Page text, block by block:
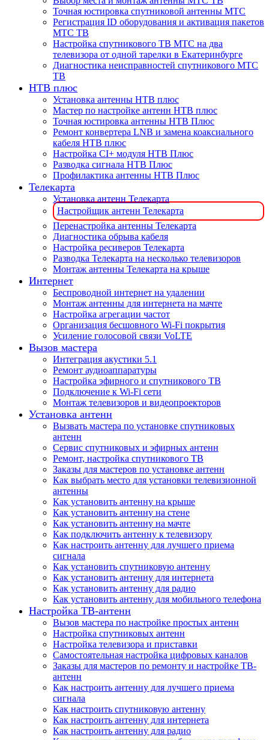
Точная юстировка спутниковой антенны МТС
Регистрация ID оборудования и активация пакетов
МТС ТВ
Настройка спутникового ТВ МТС на два
телевизора от одной тарелки в Екатеринбурге
Диагностика неисправностей спутникового МТС
ТВ
НТВ плюс
Установка антенны НТВ плюс
Мастер по настройке антенн НТВ плюс
Точная юстировка антенны НТВ Плюс
Ремонт конвертера LNB и замена коаксиального
кабеля НТВ плюс
Настройка CI+ модуля НТВ Плюс
Разводка сигнала НТВ Плюс
Профилактика антенны НТВ Плюс
Телекарта
Установка антенн Телекарта
Настройщик антенн Телекарта
Перенастройка антенны Телекарта
Диагностика обрыва кабеля
Настройка ресиверов Телекарта
Разводка Телекарта на несколько телевизоров
Монтаж антенны Телекарта на крыше
Интернет
Беспроводной интернет на удалении
Монтаж антенны для интернета на мачте
Настройка агрегации частот
Организация бесшовного Wi-Fi покрытия
Усиление голосовой связи VoLTE
Вызов мастера
Интеграция акустики 5.1
Ремонт аудиоаппаратуры
Настройка эфирного и спутникового ТВ
Подключение к Wi-Fi сети
Монтаж телевизоров и видеопроекторов
Установка антенн
Вызвать мастера по установке спутниковых
антенн
Сервис спутниковых и эфирных антенн
Ремонт, настройка спутникового ТВ
Заказы для мастеров по установке антенн
Как выбрать место для установки телевизионной
антенны
Как установить антенну на крыше
Как установить антенну на стене
Как установить антенну на мачте
Как подключить антенну к телевизору
Как настроить антенну для лучшего приема
сигнала
Как установить спутниковую антенну
Как установить антенну для интернета
Как установить антенну для радио
Как установить антенну для мобильного телефона
Настройка ТВ-антенн
Вызов мастера по настройке простых антенн
Настройка спутниковых антенн
Настройка телевизора и приставки
Самостоятельная настройка цифровых каналов
Заказы для мастеров по ремонту и настройке ТВ-
антенн
Как настроить антенну для лучшего приема
сигнала
Как настроить спутниковую антенну
Как настроить антенну для интернета
Как настроить антенну для радио